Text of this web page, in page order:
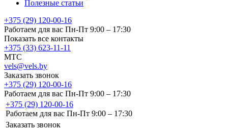
Полезные статьи
+375 (29) 120-00-16
Работаем для вас Пн-Пт 9:00 – 17:30
Показать все контакты
+375 (33) 623-11-11
MTC
vels@vels.by
Заказать звонок
+375 (29) 120-00-16
Работаем для вас Пн-Пт 9:00 – 17:30
+375 (29) 120-00-16
Работаем для вас Пн-Пт 9:00 – 17:30
Заказать звонок